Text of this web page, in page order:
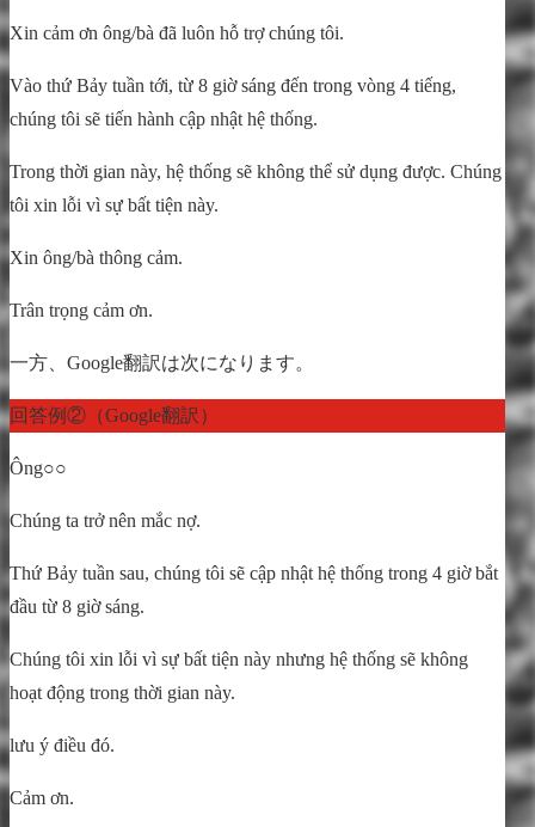
Xin cảm ơn ông/bà đã luôn hỗ trợ chúng tôi.
Vào thứ Bảy tuần tới, từ 8 giờ sáng đến trong vòng 4 tiếng,
chúng tôi sẽ tiến hành cập nhật hệ thống.
Trong thời gian này, hệ thống sẽ không thể sử dụng được. Chúng
tôi xin lỗi vì sự bất tiện này.
Xin ông/bà thông cảm.
Trân trọng cảm ơn.
一方、Google翻訳は次になります。
回答例②（Google翻訳）
Ông○○
Chúng ta trở nên mắc nợ.
Thứ Bảy tuần sau, chúng tôi sẽ cập nhật hệ thống trong 4 giờ bắt
đầu từ 8 giờ sáng.
Chúng tôi xin lỗi vì sự bất tiện này nhưng hệ thống sẽ không
hoạt động trong thời gian này.
lưu ý điều đó.
Cảm ơn.